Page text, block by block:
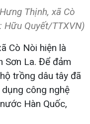
Thịnh, xã Cò
Hữu Quyết/TTXVN)
Cò Nòi hiện là
Sơn La. Để đảm
trồng dâu tây đã
công nghệ
Hàn Quốc,